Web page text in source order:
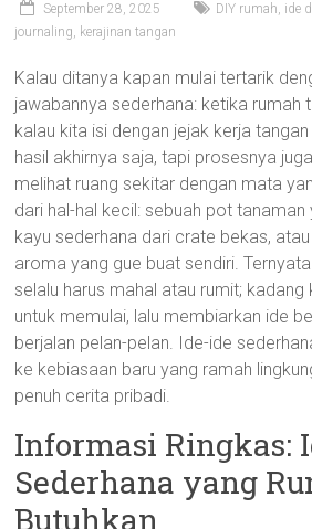
September 28, 2025
DIY rumah, ide
journaling, kerajinan tangan
Kalau ditanya kapan mulai tertarik
jawabannya sederhana: ketika rumah
kalau kita isi dengan jejak kerja
hasil akhirnya saja, tapi prosesnya
melihat ruang sekitar dengan mata
dari hal-hal kecil: sebuah pot
kayu sederhana dari crate bekas,
aroma yang gue buat sendiri.
selalu harus mahal atau rumit; kadang
untuk memulai, lalu membiarkan ide
berjalan pelan-pelan. Ide-ide
ke kebiasaan baru yang ramah
penuh cerita pribadi.
Informasi Ringkas:
Sederhana yang
Butuhkan